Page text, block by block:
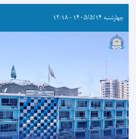
چهارشنبه ۱۴۰۵/۵/۱۴ - ۱۲:۱۸